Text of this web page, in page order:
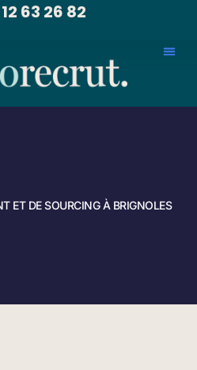
63 26 82
ET DE SOURCING À BRIGNOLES